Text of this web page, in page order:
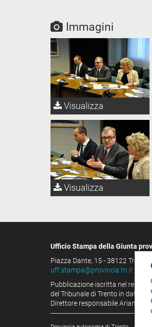
Immagini
Visualizza
Visualizza
Ufficio Stampa della Giunta
Piazza Dante, 15 - 38122 Trento
uff.stampa@provincia.tn.it
Pubblicazione iscritta nel
del Tribunale di Trento in data
Direttore responsabile Arianna